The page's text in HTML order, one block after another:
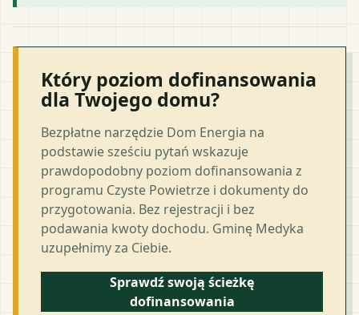
Który poziom dofinansowania
dla Twojego domu?
Bezpłatne narzędzie Dom Energia na
podstawie sześciu pytań wskazuje
prawdopodobny poziom dofinansowania z
programu Czyste Powietrze i dokumenty do
przygotowania. Bez rejestracji i bez
podawania kwoty dochodu. Gminę Medyka
uzupełnimy za Ciebie.
Sprawdź swoją ścieżkę
dofinansowania